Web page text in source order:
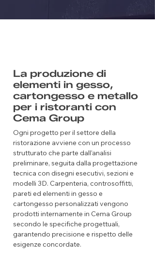
La produzione di
elementi in gesso,
cartongesso e metallo
per i ristoranti con
Cema Group
Ogni progetto per il settore della
ristorazione avviene con un processo
strutturato che parte dall’analisi
preliminare, seguita dalla progettazione
tecnica con disegni esecutivi, sezioni e
modelli 3D. Carpenteria, controsoffitti,
pareti ed elementi in gesso e
cartongesso personalizzati vengono
prodotti internamente in Cema Group
secondo le specifiche progettuali,
garantendo precisione e rispetto delle
esigenze concordate.